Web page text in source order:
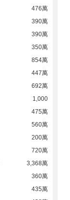
476萬
390萬
390萬
350萬
854萬
447萬
692萬
1,000
475萬
560萬
200萬
720萬
3,368萬
360萬
435萬